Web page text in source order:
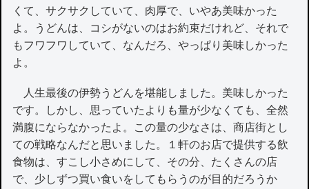
くて、サクサクしていて、肉厚で、いやあ美味かった
よ。うどんは、コシがないのはお約束だけれど、それで
もフワフワしていて、なんだろ、やっぱり美味しかった
よ。
人生最後の伊勢うどんを堪能しました。美味しかった
です。しかし、思っていたよりも量が少なくても、全然
満腹にならなかったよ。この量の少なさは、商店街とし
ての戦略なんだと思いました。１軒のお店で提供する飲
食物は、すこし小さめにして、その分、たくさんの店
で、少しずつ買い食いをしてもらうのが目的だろうか